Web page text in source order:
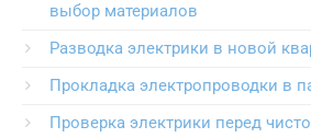
выбор материалов
Разводка электрики в новой
Прокладка электропроводки в
Проверка электрики перед